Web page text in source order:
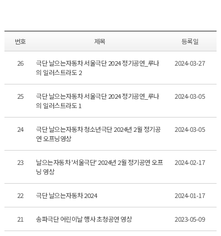
번호 제목 등록일
26
극단 날으는자동차 서울극단 2024 정기공연_루나
의 일러스트라도 2
2024-03-27
25
극단 날으는자동차 서울극단 2024 정기공연_루나
의 일러스트라도 1
2024-03-05
24
극단 날으는자동차 청소년극단 2024년 2월 정기공
연 오프닝영상
2024-03-05
23
날으는자동차 '서울극단' 2024년 2월 정기공연 오프
닝 영상
2024-02-17
22 극단 날으는자동차 2024 2024-01-17
21 송파극단 어린이날 행사 초청공연 영상 2023-05-09